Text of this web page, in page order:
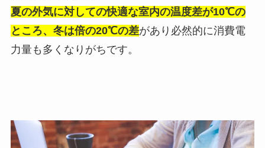
夏の外気に対しての快適な室内の温度差が10℃の
ところ、冬は倍の20℃の差があり必然的に消費電
力量も多くなりがちです。